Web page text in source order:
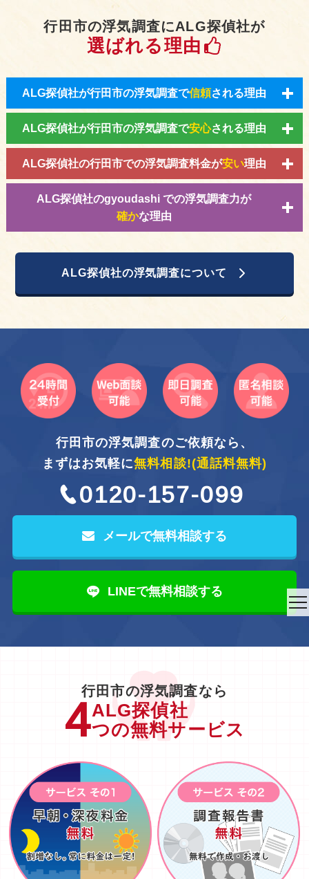
行田市の浮気調査にALG探偵社が
選ばれる理由
ALG探偵社が行田市の浮気調査で信頼される理由
ALG探偵社が行田市の浮気調査で安心される理由
ALG探偵社の行田市での浮気調査料金が安い理由
ALG探偵社のgyoudashi での浮気調査力が
確かな理由
ALG探偵社の浮気調査について
行田市の浮気調査のご依頼なら、
まずはお気軽に無料相談!(通話料無料)
0120-157-099
メールで無料相談する
LINEで無料相談する
行田市の浮気調査なら
ALG探偵社
つの無料サービス